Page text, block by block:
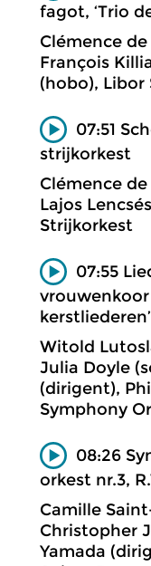
fagot, ‘Trio
Clémence
François
(hobo), Libor
07:51
strijkorkest
Clémence
Lajos
Strijkorkest
07:55
vrouwenkoor
kerstliederen’
Witold
Julia Doyle
(dirigent),
Symphony
08:26
orkest nr.3,
Camille
Christopher
Yamada